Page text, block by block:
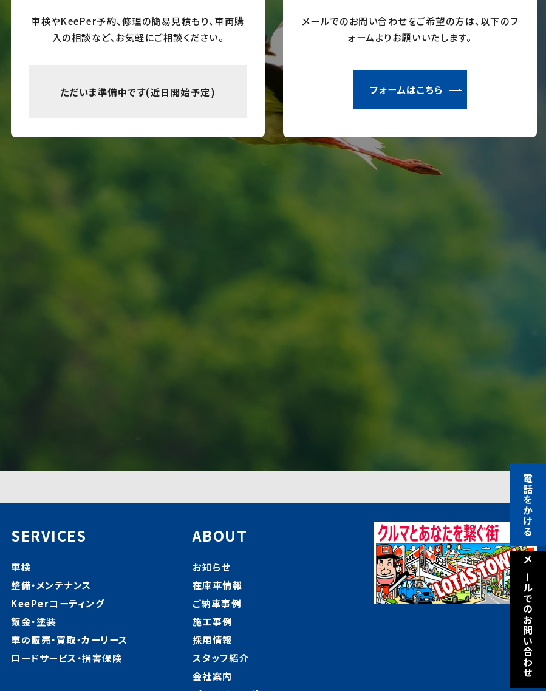
車検やKeePer予約、修理の簡易見積もり、車両購
入の相談など、お気軽にご相談ください。
ただいま準備中です(近日開始予定)
メールでのお問い合わせをご希望の方は、以下のフ
ォームよりお願いいたします。
フォームはこちら
電話をかける
メールでのお問い合わせ
SERVICES
車検
整備・メンテナンス
KeePerコーティング
鈑金・塗装
車の販売・買取・カーリース
ロードサービス・損害保険
ABOUT
お知らせ
在庫車情報
ご納車事例
施工事例
採用情報
スタッフ紹介
会社案内